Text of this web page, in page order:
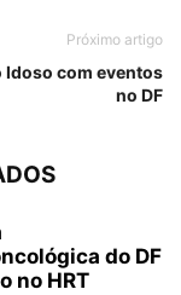
Próximo artigo
Idoso com eventos
no DF
do DF
no HRT